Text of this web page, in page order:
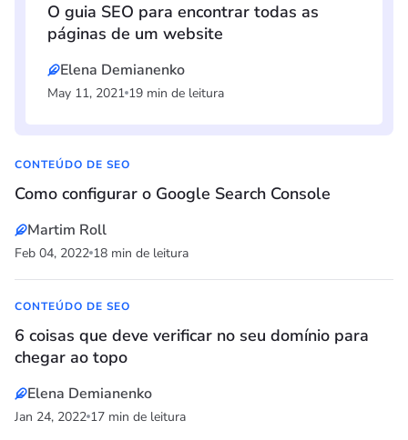
O guia SEO para encontrar todas as
páginas de um website
Elena Demianenko
May 11, 2021 19 min de leitura
CONTEÚDO DE SEO
Como configurar o Google Search Console
Martim Roll
Feb 04, 2022 18 min de leitura
CONTEÚDO DE SEO
6 coisas que deve verificar no seu domínio para
chegar ao topo
Elena Demianenko
Jan 24, 2022 17 min de leitura